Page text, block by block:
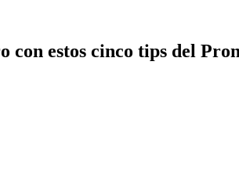
con estos cinco tips del